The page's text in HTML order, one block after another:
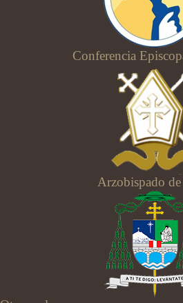
Conferencia
Arzobispado